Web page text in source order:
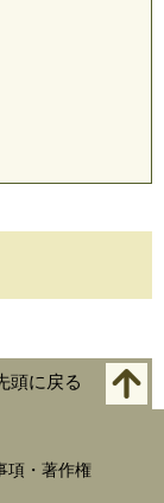
頭に戻る
項・著作権